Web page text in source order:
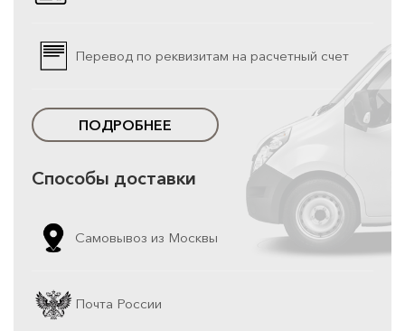
Перевод по реквизитам на расчетный счет
ПОДРОБНЕЕ
Способы доставки
Самовывоз из Москвы
Почта России